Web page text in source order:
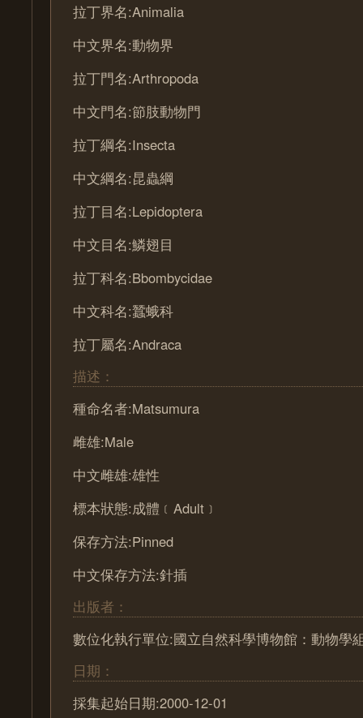
拉丁界名:Animalia
中文界名:動物界
拉丁門名:Arthropoda
中文門名:節肢動物門
拉丁綱名:Insecta
中文綱名:昆蟲綱
拉丁目名:Lepidoptera
中文目名:鱗翅目
拉丁科名:Bbombycidae
中文科名:蠶蛾科
拉丁屬名:Andraca
描述：
種命名者:Matsumura
雌雄:Male
中文雌雄:雄性
標本狀態:成體﹝Adult﹞
保存方法:Pinned
中文保存方法:針插
出版者：
數位化執行單位:國立自然科學博物館：動物學
日期：
採集起始日期:2000-12-01